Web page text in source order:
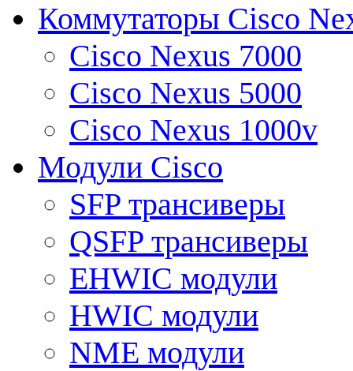
Коммутаторы Cisco
Cisco Nexus 7000
Cisco Nexus 5000
Cisco Nexus 1000v
Модули Cisco
SFP трансиверы
QSFP трансиверы
EHWIC модули
HWIC модули
NME модули